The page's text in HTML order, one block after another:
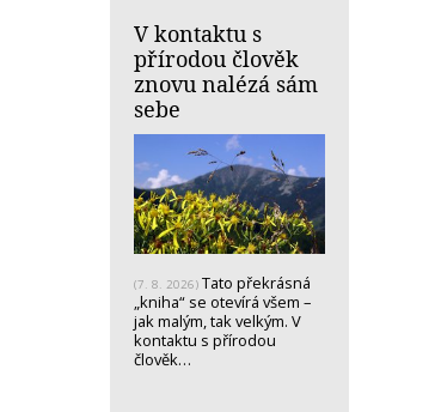
V kontaktu s
přírodou člověk
znovu nalézá sám
sebe
(7. 8. 2026) Tato překrásná
„kniha“ se otevírá všem –
jak malým, tak velkým. V
kontaktu s přírodou
člověk…